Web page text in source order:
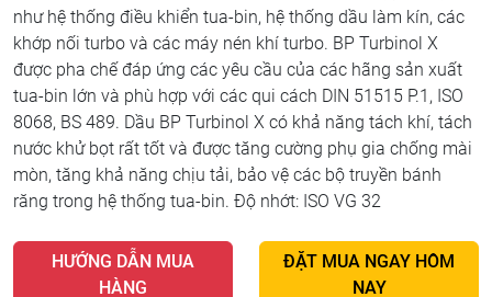
như hệ thống điều khiển tua-bin, hệ thống dầu làm kín, các
khớp nối turbo và các máy nén khí turbo. BP Turbinol X
được pha chế đáp ứng các yêu cầu của các hãng sản xuất
tua-bin lớn và phù hợp với các qui cách DIN 51515 P.1, ISO
8068, BS 489. Dầu BP Turbinol X có khả năng tách khí, tách
nước khử bọt rất tốt và được tăng cường phụ gia chống mài
mòn, tăng khả năng chịu tải, bảo vệ các bộ truyền bánh
răng trong hệ thống tua-bin. Độ nhớt: ISO VG 32
HƯỚNG DẪN MUA
HÀNG
ĐẶT MUA NGAY HÔM
NAY